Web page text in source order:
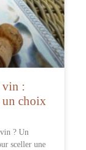
vin :
un choix
? Un
sceller une